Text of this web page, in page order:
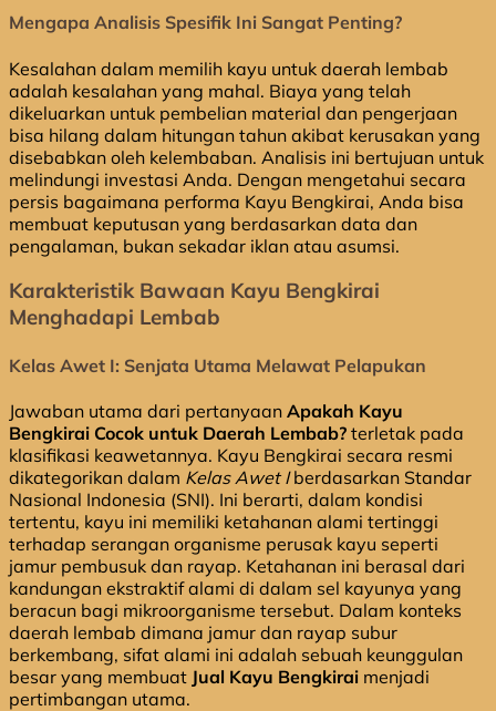
Mengapa Analisis Spesifik Ini Sangat Penting?
Kesalahan dalam memilih kayu untuk daerah lembab
adalah kesalahan yang mahal. Biaya yang telah
dikeluarkan untuk pembelian material dan pengerjaan
bisa hilang dalam hitungan tahun akibat kerusakan yang
disebabkan oleh kelembaban. Analisis ini bertujuan untuk
melindungi investasi Anda. Dengan mengetahui secara
persis bagaimana performa Kayu Bengkirai, Anda bisa
membuat keputusan yang berdasarkan data dan
pengalaman, bukan sekadar iklan atau asumsi.
Karakteristik Bawaan Kayu Bengkirai
Menghadapi Lembab
Kelas Awet I: Senjata Utama Melawat Pelapukan
Jawaban utama dari pertanyaan Apakah Kayu
Bengkirai Cocok untuk Daerah Lembab? terletak pada
klasifikasi keawetannya. Kayu Bengkirai secara resmi
dikategorikan dalam Kelas Awet Iberdasarkan Standar
Nasional Indonesia (SNI). Ini berarti, dalam kondisi
tertentu, kayu ini memiliki ketahanan alami tertinggi
terhadap serangan organisme perusak kayu seperti
jamur pembusuk dan rayap. Ketahanan ini berasal dari
kandungan ekstraktif alami di dalam sel kayunya yang
beracun bagi mikroorganisme tersebut. Dalam konteks
daerah lembab dimana jamur dan rayap subur
berkembang, sifat alami ini adalah sebuah keunggulan
besar yang membuat Jual Kayu Bengkirai menjadi
pertimbangan utama.